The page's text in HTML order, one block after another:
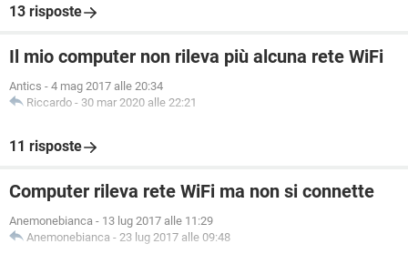
13 risposte
Il mio computer non rileva più alcuna rete WiFi
Antics - 4 mag 2017 alle 20:34
Riccardo - 30 mar 2020 alle 22:21
11 risposte
Computer rileva rete WiFi ma non si connette
Anemonebianca - 13 lug 2017 alle 11:29
Anemonebianca - 23 lug 2017 alle 09:48